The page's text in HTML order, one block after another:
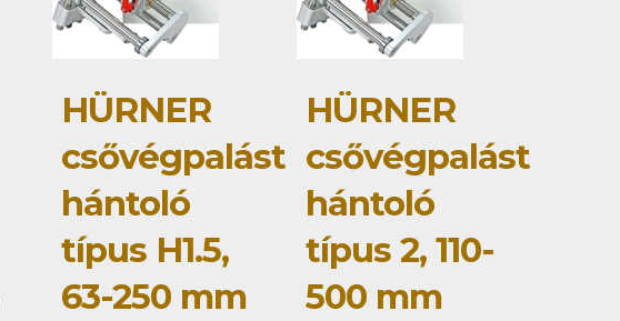
HÜRNER
csővégpalást
hántoló
típus H1.5,
63-250 mm
HÜRNER
csővégpalást
hántoló
típus 2, 110-
500 mm